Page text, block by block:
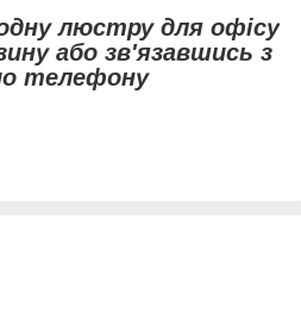
люстру для офісу
або зв'язавшись з
телефону